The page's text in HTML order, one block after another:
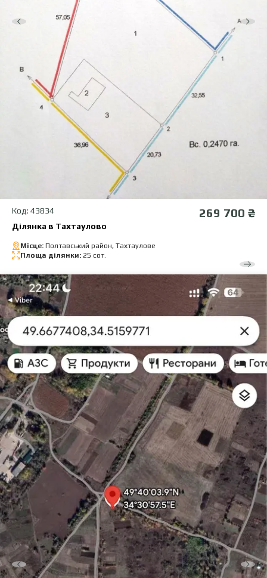
Код: 43834 269 700 ₴
Ділянка в Тахтаулово
Місце: Полтавський район, Тахтаулове
Площа ділянки: 25 сот.